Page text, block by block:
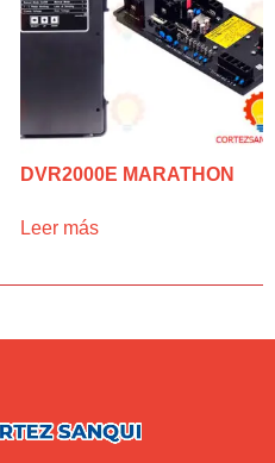
DVR2000E MARATHON
Leer más